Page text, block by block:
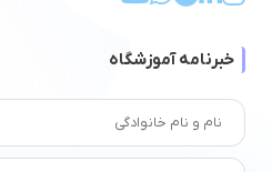
خبرنامه آموزشگاه